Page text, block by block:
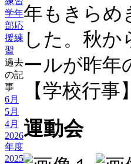
学年
部応
援練
習
過去
の記
事
6月
5月
4月
2026
年度
2025
年もきらめ
した。秋
ールが昨年
【学校行事
運動会